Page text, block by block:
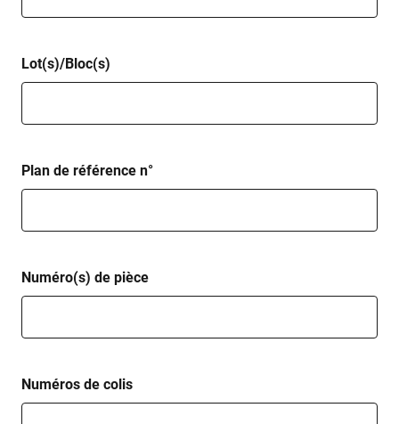
Lot(s)/Bloc(s)
Plan de référence n°
Numéro(s) de pièce
Numéros de colis